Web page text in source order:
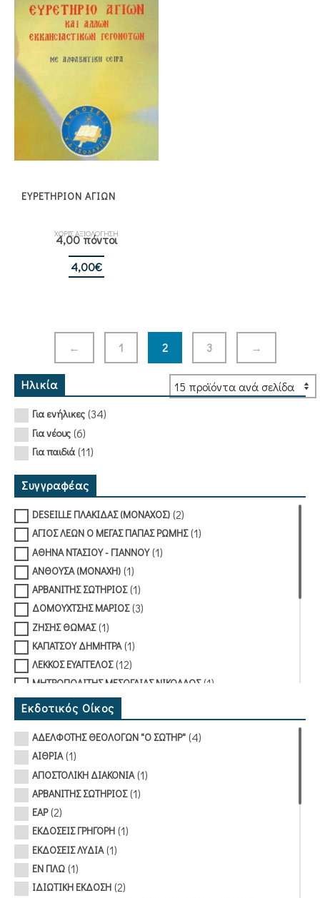
ΕΥΡΕΤΗΡΙΟΝ ΑΓΙΩΝ
ΧΩΡΙΣ ΑΞΙΟΛΟΓΗΣΗ
4,00 πόντοι
4,00€
← 1 2 3 →
Ηλικία
Για ενήλικες (34)
Για νέους (6)
Για παιδιά(11)
Συγγραφέας
DESEILLE ΠΛΑΚΙΔΑΣ (ΜΟΝΑΧΟΣ) (2)
ΑΓΙΟΣ ΛΕΩΝ Ο ΜΕΓΑΣ ΠΑΠΑΣ ΡΩΜΗΣ(1)
ΑΘΗΝΑ ΝΤΑΣΙΟΥ - ΓΙΑΝΝΟΥ(1)
ΑΝΘΟΥΣΑ (ΜΟΝΑΧΗ) (1)
ΑΡΒΑΝΙΤΗΣ ΣΩΤΗΡΙΟΣ(1)
ΔΟΜΟΥΧΤΣΗΣ ΜΑΡΙΟΣ(3)
ΖΗΣΗΣ ΘΩΜΑΣ(1)
ΚΑΠΑΤΣΟΥ ΔΗΜΗΤΡΑ(1)
ΛΕΚΚΟΣ ΕΥΑΓΓΕΛΟΣ(12)
ΜΗΤΡΟΠΟΛΙΤΗΣ ΜΕΣΟΓΑΙΑΣ ΝΙΚΟΛΑΟΣ(1)
ΜΗΤΡΟΠΟΛΙΤΗΣ Ν. ΣΜΥΡΝΗΣ ΣΥΜΕΩΝ
ΝΤΑΣΙΟΥ-ΓΙΑΝΝΟΥ ΑΘΗΝΑ(1)
ΟΙΚΟΝΟΜΟΥ Α.(1)
ΠΑΝΑΓΟΠΟΥΛΟΣ ΣΤΕΦΑΝΟΣ
ΠΑΥΛΑΚΗΣ ΣΠΥΡΙΔΩΝ(2)
ΠΕΛΑΣΓΟΣ ΣΤΕΛΙΟΣ(1)
ΣΑΚΚΟΣ ΣΤΕΡΓΙΟΣ
ΣΥΛΛΟΓΙΚΟ ΕΡΓΟ(2)
Εκδοτικός Οίκος
ΑΔΕΛΦΟΤΗΣ ΘΕΟΛΟΓΩΝ "Ο ΣΩΤΗΡ" (4)
ΑΙΘΡΙΑ(1)
ΑΠΟΣΤΟΛΙΚΗ ΔΙΑΚΟΝΙΑ(1)
ΑΡΒΑΝΙΤΗΣ ΣΩΤΗΡΙΟΣ(1)
ΕΑΡ(2)
ΕΚΔΟΣΕΙΣ ΓΡΗΓΟΡΗ (1)
ΕΚΔΟΣΕΙΣ ΛΥΔΙΑ(1)
ΕΝ ΠΛΩ (1)
ΙΔΙΩΤΙΚΗ ΕΚΔΟΣΗ (2)